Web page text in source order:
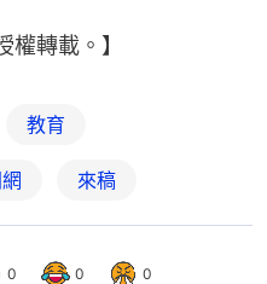
權轉載。】
教育
來稿
0 0 0